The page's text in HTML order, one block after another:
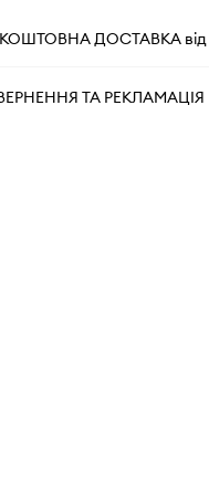
ДОСТАВКА від
ТА РЕКЛАМАЦІЯ